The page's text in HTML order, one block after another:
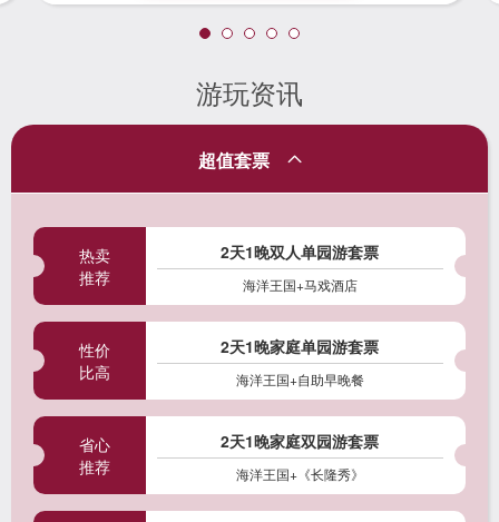
游玩资讯
超值套票
热卖
推荐
2天1晚双人单园游套票
海洋王国+马戏酒店
性价
比高
2天1晚家庭单园游套票
海洋王国+自助早晚餐
省心
推荐
2天1晚家庭双园游套票
海洋王国+《长隆秀》